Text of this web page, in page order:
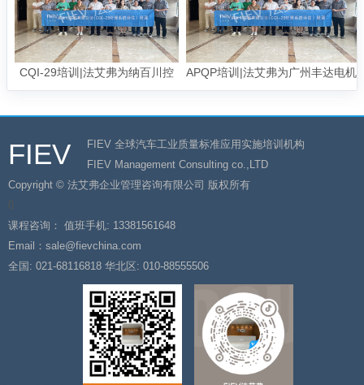
CQI-29培训|法艾弗为纳百川控
股有限公司提供CQI-29培
APQP培训|法艾弗为广州丰达电机
有限公司提供APQP培训
FIEV
FIEV 全球汽车工业质量标准应用实施培训机构
FIEV Management Consulting co.,LTD
Copyright © 法艾弗企业管理咨询有限公司 版权所有
0
课程咨询： 值班手机: 13381561648
Email：sale@fievchina.com
全国: 021-68116818 华北区: 010-88555506